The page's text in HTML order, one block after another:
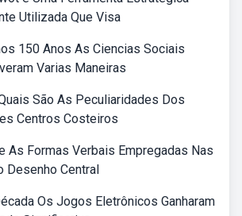
Utilizada Que Visa
150 Anos As Ciencias Sociais
Varias Maneiras
São As Peculiaridades Dos
Centros Costeiros
As Formas Verbais Empregadas Nas
Desenho Central
Os Jogos Eletrônicos Ganharam